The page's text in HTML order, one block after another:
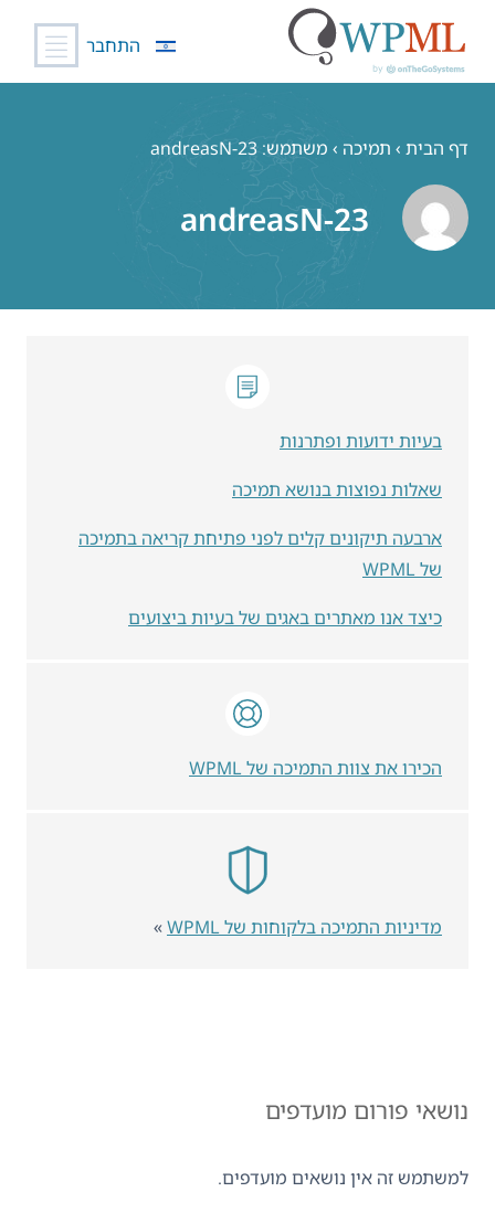
התחבר
דף הבית › תמיכה › משתמש: andreasN-23
andreasN-23
נושאי פורום מועדפים
למשתמש זה אין נושאים מועדפים.
בעיות ידועות ופתרנות
שאלות נפוצות בנושא תמיכה
ארבעה תיקונים קלים לפני פתיחת קריאה בתמיכה
של WPML
כיצד אנו מאתרים באגים של בעיות ביצועים
הכירו את צוות התמיכה של WPML
מדיניות התמיכה בלקוחות של WPML »